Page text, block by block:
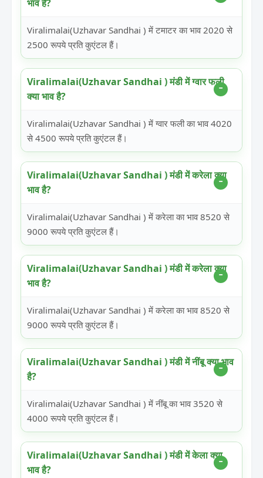
भाव है?
Viralimalai(Uzhavar Sandhai ) में टमाटर का भाव 2020 से
2500 रूपये प्रति कुएंटल हैं।
Viralimalai(Uzhavar Sandhai ) मंडी में ग्वार फली
क्या भाव है?
Viralimalai(Uzhavar Sandhai ) में ग्वार फली का भाव 4020
से 4500 रूपये प्रति कुएंटल हैं।
Viralimalai(Uzhavar Sandhai ) मंडी में करेला क्या
भाव है?
Viralimalai(Uzhavar Sandhai ) में करेला का भाव 8520 से
9000 रूपये प्रति कुएंटल हैं।
Viralimalai(Uzhavar Sandhai ) मंडी में करेला क्या
भाव है?
Viralimalai(Uzhavar Sandhai ) में करेला का भाव 8520 से
9000 रूपये प्रति कुएंटल हैं।
Viralimalai(Uzhavar Sandhai ) मंडी में नींबू क्या भाव
है?
Viralimalai(Uzhavar Sandhai ) में नींबू का भाव 3520 से
4000 रूपये प्रति कुएंटल हैं।
Viralimalai(Uzhavar Sandhai ) मंडी में केला क्या
भाव है?